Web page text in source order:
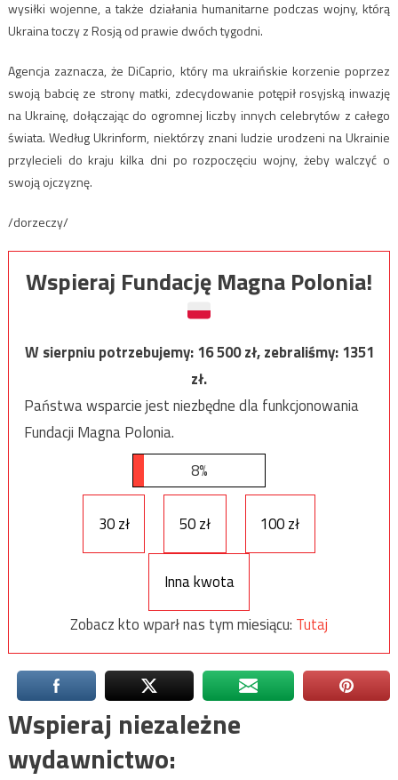
wysiłki wojenne, a także działania humanitarne podczas wojny, którą
Ukraina toczy z Rosją od prawie dwóch tygodni.
Agencja zaznacza, że DiCaprio, który ma ukraińskie korzenie poprzez
swoją babcię ze strony matki, zdecydowanie potępił rosyjską inwazję
na Ukrainę, dołączając do ogromnej liczby innych celebrytów z całego
świata. Według Ukrinform, niektórzy znani ludzie urodzeni na Ukrainie
przylecieli do kraju kilka dni po rozpoczęciu wojny, żeby walczyć o
swoją ojczyznę.
/dorzeczy/
Wspieraj Fundację Magna Polonia!
W sierpniu potrzebujemy:16 500zł, zebraliśmy:1351
zł.
Państwa wsparcie jest niezbędne dla funkcjonowania
Fundacji Magna Polonia.
8%
30 zł 50 zł 100 zł
Inna kwota
Zobacz kto wparł nas tym miesiącu: Tutaj
Wspieraj niezależne
wydawnictwo: